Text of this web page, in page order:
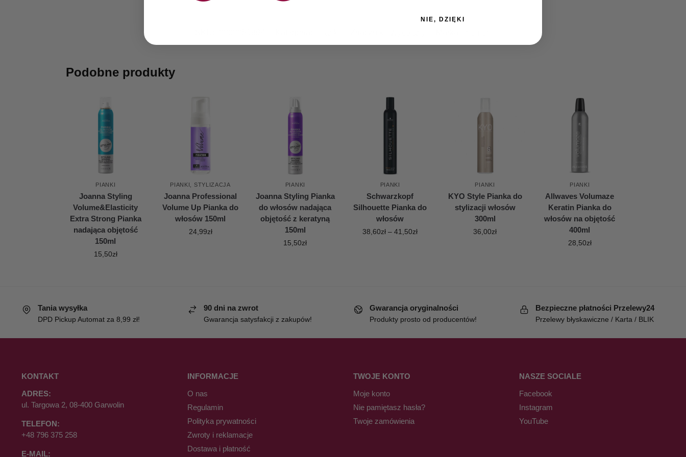
Podobne produkty
PIANKI
Joanna Styling
Volume&Elasticity
Extra Strong Pianka
nadająca objętość
150ml
15,50zł
PIANKI STYLIZACJA
Joanna Professional
Volume Up Pianka do
włosów 150ml
24,99zł
PIANKI
Joanna Styling Pianka
do włosów nadająca
objętość z keratyną
150ml
15,50zł
PIANKI
Schwarzkopf
Silhouette Pianka do
włosów
38,60zł – 41,50zł
PIANKI
KYO Style Pianka do
stylizacji włosów
300ml
36,00zł
PIANKI
Allwaves Volumaze
Keratin Pianka do
włosów na objętość
400ml
28,50zł
Tania wysyłka
DPD Pickup Automat za 8,99 zł!
90 dni na zwrot
Gwarancja satysfakcji z zakupów!
Gwarancja oryginalności
Produkty prosto od producentów!
Bezpieczne płatności Przelewy24
Przelewy błyskawiczne / Karta / BLIK
KONTAKT
ADRES:
ul. Targowa 2, 08-400 Garwolin
TELEFON:
+48 796 375 258
E-MAIL:
INFORMACJE
O nas
Regulamin
Polityka prywatności
Zwroty i reklamacje
Dostawa i płatność
TWOJE KONTO
Moje konto
Nie pamiętasz hasła?
Twoje zamówienia
NASZE SOCIALE
Facebook
Instagram
YouTube
NIE, DZIĘKI